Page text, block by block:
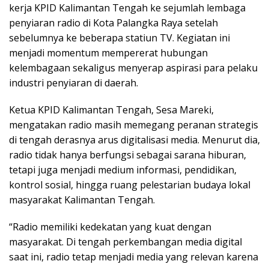
kerja KPID Kalimantan Tengah ke sejumlah lembaga
penyiaran radio di Kota Palangka Raya setelah
sebelumnya ke beberapa statiun TV. Kegiatan ini
menjadi momentum mempererat hubungan
kelembagaan sekaligus menyerap aspirasi para pelaku
industri penyiaran di daerah.
Ketua KPID Kalimantan Tengah, Sesa Mareki,
mengatakan radio masih memegang peranan strategis
di tengah derasnya arus digitalisasi media. Menurut dia,
radio tidak hanya berfungsi sebagai sarana hiburan,
tetapi juga menjadi medium informasi, pendidikan,
kontrol sosial, hingga ruang pelestarian budaya lokal
masyarakat Kalimantan Tengah.
“Radio memiliki kedekatan yang kuat dengan
masyarakat. Di tengah perkembangan media digital
saat ini, radio tetap menjadi media yang relevan karena